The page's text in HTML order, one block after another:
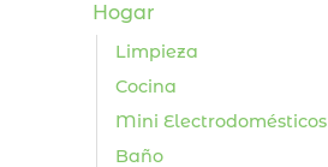
Hogar
Limpieza
Cocina
Mini Electrodomésticos
Baño